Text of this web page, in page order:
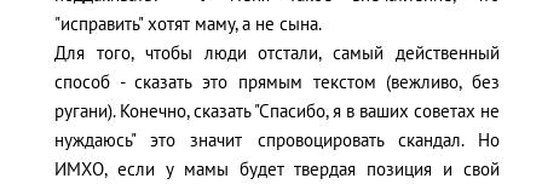
"исправить" хотят маму, а не сына.
Для того, чтобы люди отстали, самый действенный
способ - сказать это прямым текстом (вежливо, без
ругани). Конечно, сказать "Спасибо, я в ваших советах не
нуждаюсь" это значит спровоцировать скандал. Но
ИМХО, если у мамы будет твердая позиция и свой